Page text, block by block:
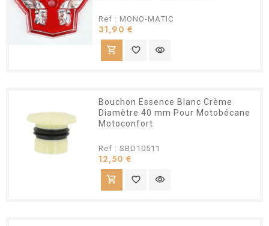
Ref : MONO-MATIC
31,90 €
shopping_cart favorite_border visibility
Bouchon Essence Blanc Crème
Diamètre 40 mm Pour Motobécane
Motoconfort
Ref : SBD10511
12,50 €
shopping_cart favorite_border visibility